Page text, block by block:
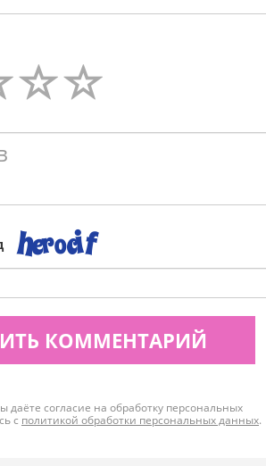
КОММЕНТАРИЙ
даёте согласие на обработку персональных
с политикой обработки персональных данных.